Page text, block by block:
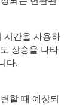
시간을 사용하
상승을 나타
다.
할 때 예상되